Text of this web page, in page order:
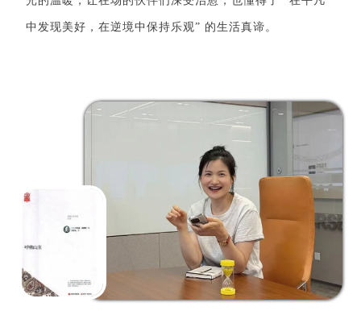
中发现美好，在逆境中保持乐观” 的生活真谛。